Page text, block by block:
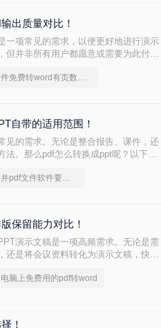
出质量对比！
一项常见的需求，以便更好地进行演示
但并非所有用户都愿意或需要为此付
pdf文件免费转word有页数限制
自带的适用范围！
见的需求。无论是整合报告、课件，还
法。那么pdf怎么转换成ppt呢？以下是
好用的合并pdf文件软件要和好朋友分享
保留能力对比！
演示文稿是一项高频需求。无论是需
还是将会议资料转化为演示文稿，快速
电脑上免费用的pdf转word
！